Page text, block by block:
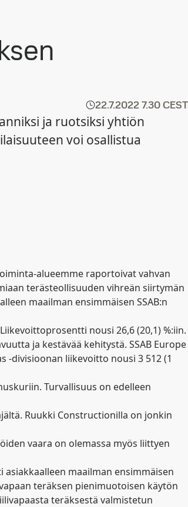
22.7.2022 7.30 CEST
ja ruotsiksi yhtiön
voi osallistua
alueemme raportoivat vahvan
terästeollisuuden vihreän siirtymän
maailman ensimmäisen SSAB:n
nousi 26,6 (20,1) %:iin.
ja kestävää kehitystä. SSAB Europe
-divisioonan liikevoitto nousi 3 512 (1
Turvallisuus on edelleen
Ruukki Constructionilla on jonkin
vaara on olemassa myös liittyen
maailman ensimmäisen
teräksen pienimuotoisen käytön
teräksestä valmistetun